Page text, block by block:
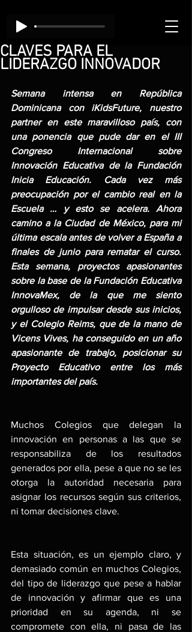
CLAVES PARA EL
LIDERAZGO INNOVADOR
Semana intensa en República
Dominicana con iKidsFuture, nuestro
partner en este maravilloso país, con
una ponencia que pude dar en el III
Congreso Internacional sobre
Innovación Educativa de la Fundación
Inicia Educación. Cada vez más
preocupación por el cambio real en la
Escuela … y esto se acelera. Ahora
camino a la Ciudad de México, para mi
última escala antes de volver a España a
finales de junio para rematar el curso.
Esta semana, proyectos apasionantes
sobre la base de la Fundación Educativa
InnovaMex, de la que me siento
orgulloso de impulsar desde sus inicios,
y el Colegio Reims, que de la mano de
Vicens Vives, ha conseguido en un año
apasionante de trabajo, posicionar su
Proyecto Educativo entre los más
importantes del país.
Muchos Colegios que delegan la
innovación en personas a las que se
responsabiliza de los resultados
generados por ella, pese a que no se les
otorga la autoridad necesaria para
asignar los recursos según sus criterios,
ni tomar decisiones clave.
Esta situación, es un ejemplo claro, y
demasiado común en muchos Colegios,
del tipo de liderazgo que pese a hablar
de innovación y afirmar que es una
prioridad en su agenda, ni se
compromete con ella, ni pasa de las